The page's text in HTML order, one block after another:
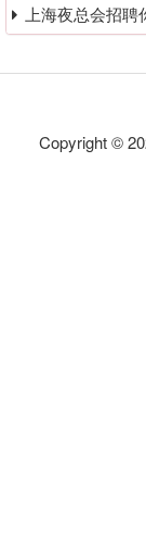
上海夜总会招
Copyright ©